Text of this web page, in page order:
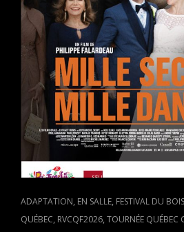
CAT
LINKS
ADAPTATION, EN SALLE, FESTIVAL DU BOIS
QUÉBEC, RVCQF2026,TOURNÉE QUÉBEC